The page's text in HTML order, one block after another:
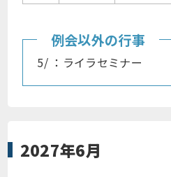
例会以外の行事
5/ ：ライラセミナー
2027年6月